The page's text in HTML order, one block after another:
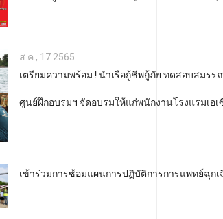
ส.ค., 17 2565
เตรียมความพร้อม ! นำเรือกู้ชีพกู้ภัย ทดสอบสมร
ศูนย์ฝึกอบรมฯ จัดอบรมให้แก่พนักงานโรงแรมเอเ
เข้าร่วมการซ้อมแผนการปฏิบัติการการแพทย์ฉุก